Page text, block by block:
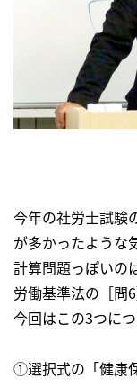
今年の社労士試験
が多かったような
計算問題っぽいの
労働基準法の［問
今回はこの3つに
①選択式の「健康